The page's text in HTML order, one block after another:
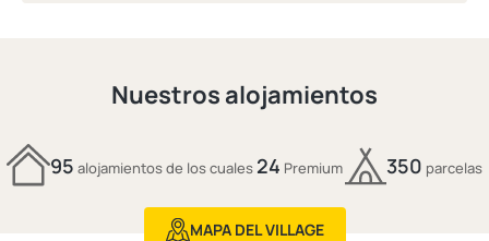
Nuestros alojamientos
95 alojamientos de los cuales 24 Premium 350 parcelas
MAPA DEL VILLAGE